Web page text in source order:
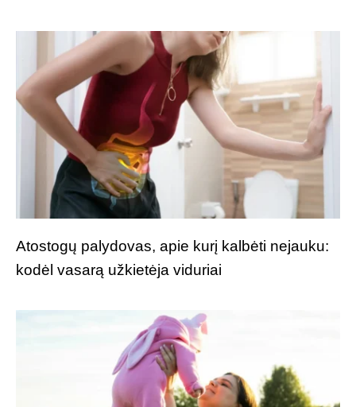
Atostogų palydovas, apie kurį kalbėti nejauku:
kodėl vasarą užkietėja viduriai